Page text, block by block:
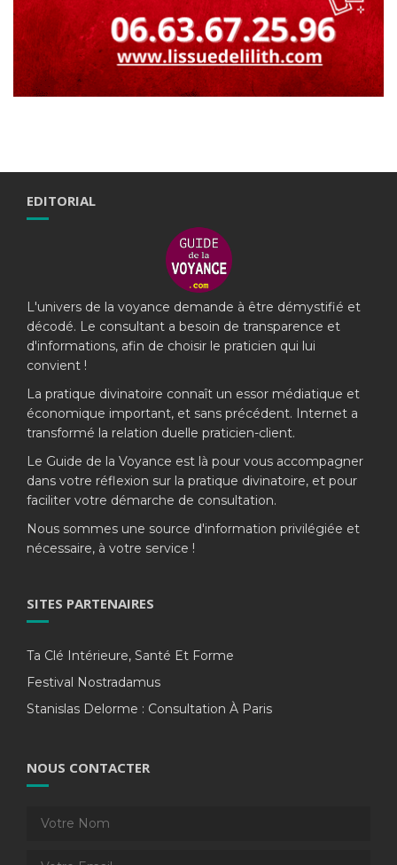
EDITORIAL
L'univers de la voyance demande à être démystifié et
décodé. Le consultant a besoin de transparence et
d'informations, afin de choisir le praticien qui lui
convient !
La pratique divinatoire connaît un essor médiatique et
économique important, et sans précédent. Internet a
transformé la relation duelle praticien-client.
Le Guide de la Voyance est là pour vous accompagner
dans votre réflexion sur la pratique divinatoire, et pour
faciliter votre démarche de consultation.
Nous sommes une source d'information privilégiée et
nécessaire, à votre service !
SITES PARTENAIRES
Ta Clé Intérieure, Santé Et Forme
Festival Nostradamus
Stanislas Delorme : Consultation À Paris
NOUS CONTACTER